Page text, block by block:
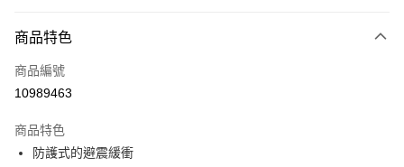
信用卡一次付款
ATM付款
運送方式
宅配
商品特色
商品編號
10989463
商品特色
防護式的避震緩衝